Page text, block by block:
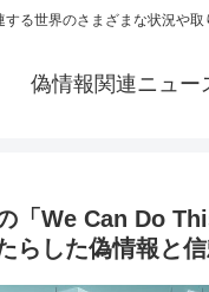
する世界のさまざまな状況や
偽情報関連ニュー
「We Can Do
らした偽情報と